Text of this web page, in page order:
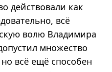
действовали как
всё
волю Владимира
множество
всё ещё способен